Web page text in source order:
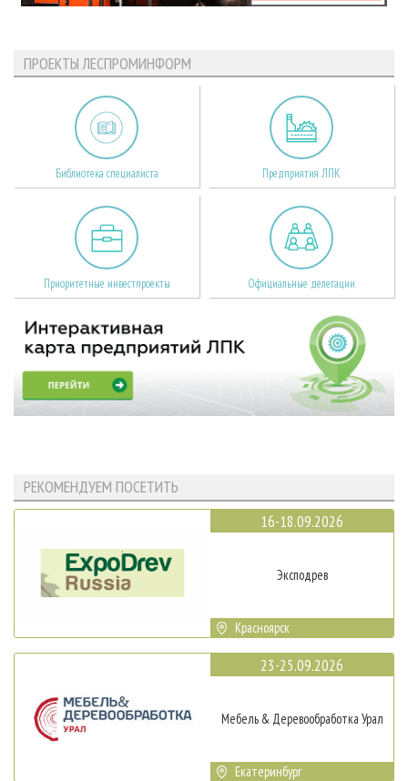
ПРОЕКТЫ ЛЕСПРОМИНФОРМ
Библиотека специалиста Предприятия ЛПК
Приоритетные инвестпроекты Официальные делегации
РЕКОМЕНДУЕМ ПОСЕТИТЬ
16-18.09.2026
Эксподрев
Красноярск
23-25.09.2026
Мебель & Деревообработка Урал
Екатеринбург